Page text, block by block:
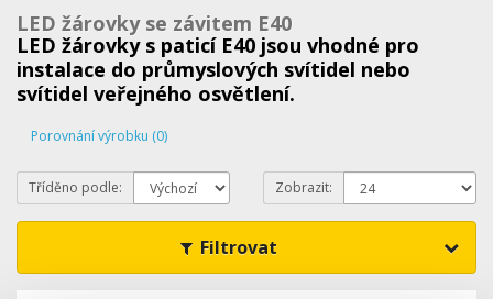
LED žárovky se závitem E40
LED žárovky s paticí E40 jsou vhodné pro
instalace do průmyslových svítidel nebo
svítidel veřejného osvětlení.
Porovnání výrobku (0)
Tříděno podle: Zobrazit:
Filtrovat